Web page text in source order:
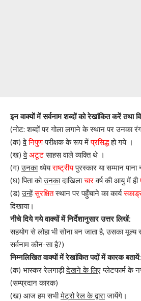
इन वाक्यों में सर्वनाम शब्दों को रेखांकित करें तथा
(नोट: शब्दों पर गोला लगाने के स्थान पर उनका
(क)वे निपुणपरीक्षक के रूप मेंप्रसिद्धहो गये ।
(ख)वे अटूटसाहस वाले व्यक्ति थे ।
(ग)उनकाध्येयराष्ट्रीयपुरस्कार या सम्मान पाना
(घ) पिता कोउनकादाखिलाचारवर्ष की आयु में ही
(ड)उन्हें सुरक्षितस्थान पर पहुँचाने का कार्य
दिखाया।
नीचे दिये गये वाक्यों में निर्देशानुसार उत्तर लिखें:
सहयोग से लोहा भी सोना बन जाता है, उसका मूल्य
सर्वनाम कौन-सा है?)
निम्नलिखित वाक्यों में रेखांकित पदों में कारक
(क) भास्कर रेलगाड़ीदेखने के लिएप्लेटफार्म
(सम्प्रदान कारक)
(ख) आज हम सभीमेट्रो रेल के द्वारा